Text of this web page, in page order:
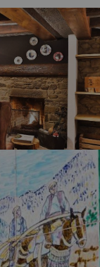
alcun risultato
abbia